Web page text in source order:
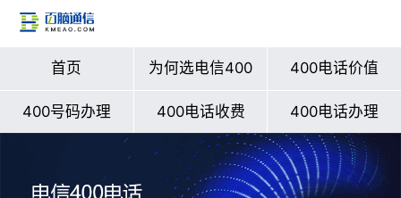
首页 为何选电信400 400电话价值
400号码办理 400电话收费 400电话办理